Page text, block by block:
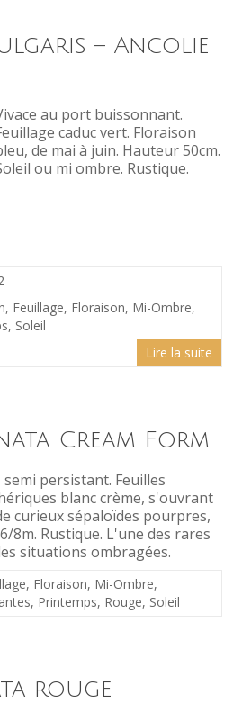
– Ancolie
au port buissonnant.
caduc vert. Floraison
de mai à juin. Hauteur 50cm.
ou mi ombre. Rustique.
, Feuillage, Floraison, Mi-Ombre,
, Soleil
Lire la suite
Cream Form
persistant. Feuilles
blanc crème, s'ouvrant
curieux sépaloïdes pourpres,
8m. Rustique. L'une des rares
situations ombragées.
, Floraison, Mi-Ombre,
, Printemps, Rouge, Soleil
rouge